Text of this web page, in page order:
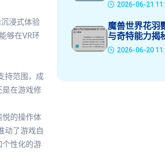
浸式体验
够在VR环
持范围，成
是在游戏修
悦的操作体
动了游戏自
个性化的游
2026-06-21
魔兽世界花羽
与奇特能力揭
2026-06-20